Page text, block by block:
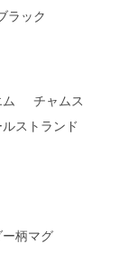
ラック
チャムス
ルストランド
ー柄マグ